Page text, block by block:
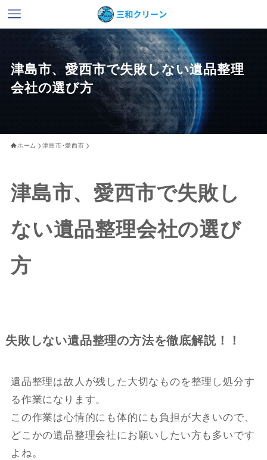
津島市、愛西市で失敗しない遺品整理
会社の選び方
ホーム 津島市･愛西市
津島市、愛西市で失敗し
ない遺品整理会社の選び
方
失敗しない遺品整理の方法を徹底解説！！
遺品整理は故人が残した大切なものを整理し処分す
る作業になります。
この作業は心情的にも体的にも負担が大きいので、
どこかの遺品整理会社にお願いしたい方も多いです
よね。